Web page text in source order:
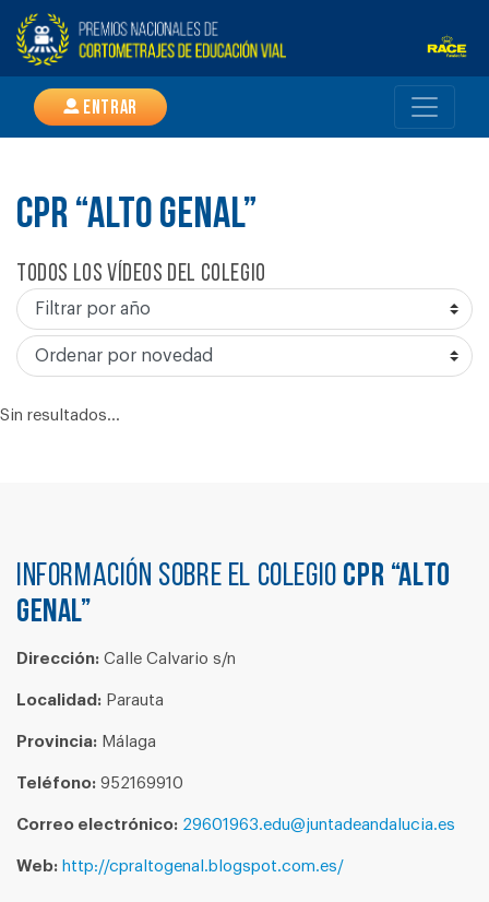
Entrar
CPR “ALTO GENAL”
Todos los vídeos del colegio
Sin resultados...
Información sobre el colegio CPR “ALTO
GENAL”
Dirección: Calle Calvario s/n
Localidad: Parauta
Provincia: Málaga
Teléfono: 952169910
Correo electrónico: 29601963.edu@juntadeandalucia.es
Web: http://cpraltogenal.blogspot.com.es/